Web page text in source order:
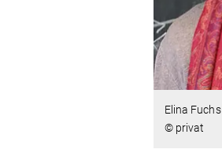
Elina Fuchs
© privat